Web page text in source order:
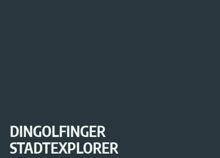
DINGOLFINGER
STADTEXPLORER